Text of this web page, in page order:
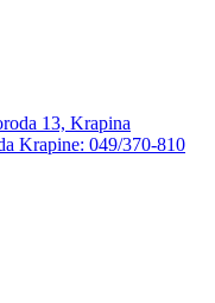
13, Krapina
Krapine: 049/370-810